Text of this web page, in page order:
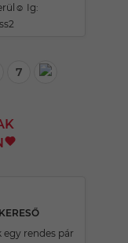
Ig:
7
egy rendes pár